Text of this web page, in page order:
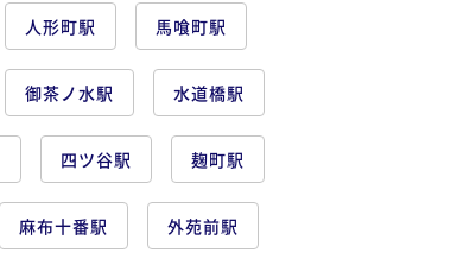
人形町駅 馬喰町駅
御茶ノ水駅 水道橋駅
四ツ谷駅 麹町駅
麻布十番駅 外苑前駅